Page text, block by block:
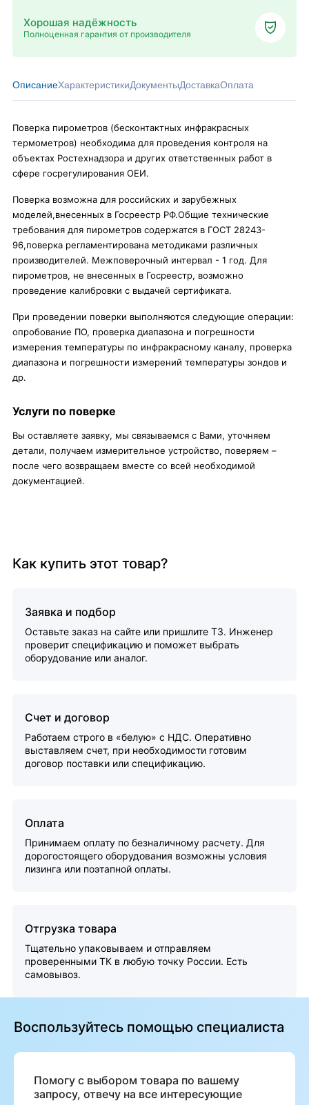
Хорошая надёжность
Полноценная гарантия от производителя
ОписаниеХарактеристикиДокументыДоставкаОплата
Поверка пирометров (бесконтактных инфракрасных
термометров) необходима для проведения контроля на
объектах Ростехнадзора и других ответственных работ в
сфере госрегулирования ОЕИ.
Поверка возможна для российских и зарубежных
моделей,внесенных в Госреестр РФ.Общие технические
требования для пирометров содержатся в ГОСТ 28243-
96,поверка регламентирована методиками различных
производителей. Межповерочный интервал - 1 год. Для
пирометров, не внесенных в Госреестр, возможно
проведение калибровки с выдачей сертификата.
При проведении поверки выполняются следующие операции:
опробование ПО, проверка диапазона и погрешности
измерения температуры по инфракрасному каналу, проверка
диапазона и погрешности измерений температуры зондов и
др.
Услуги по поверке
Вы оставляете заявку, мы связываемся с Вами, уточняем
детали, получаем измерительное устройство, поверяем –
после чего возвращаем вместе со всей необходимой
документацией.
Как купить этот товар?
Заявка и подбор
Оставьте заказ на сайте или пришлите ТЗ. Инженер
проверит спецификацию и поможет выбрать
оборудование или аналог.
Счет и договор
Работаем строго в «белую» с НДС. Оперативно
выставляем счет, при необходимости готовим
договор поставки или спецификацию.
Оплата
Принимаем оплату по безналичному расчету. Для
дорогостоящего оборудования возможны условия
лизинга или поэтапной оплаты.
Отгрузка товара
Тщательно упаковываем и отправляем
проверенными ТК в любую точку России. Есть
самовывоз.
Воспользуйтесь помощью специалиста
Помогу с выбором товара по вашему
запросу, отвечу на все интересующие